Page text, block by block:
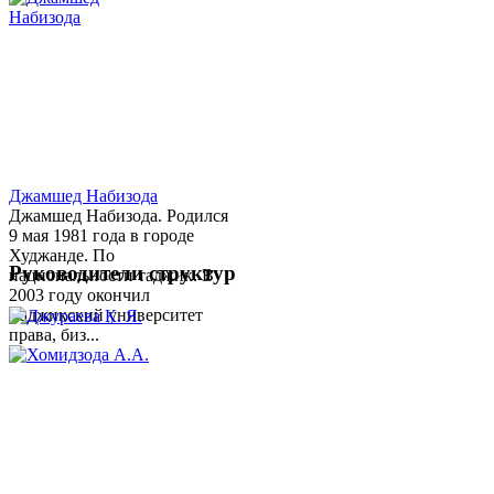
Джамшед Набизода
Джамшед Набизода. Родился
9 мая 1981 года в городе
Худжанде. По
национальности таджик. В
2003 году окончил
Таджикский университет
права, биз...
Руководители структур